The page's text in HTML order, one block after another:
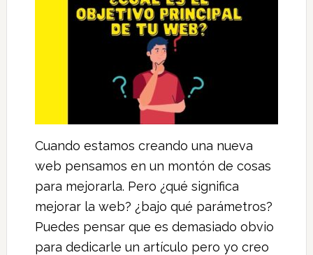
Cuando estamos creando una nueva
web pensamos en un montón de cosas
para mejorarla. Pero ¿qué significa
mejorar la web? ¿bajo qué parámetros?
Puedes pensar que es demasiado obvio
para dedicarle un artículo pero yo creo